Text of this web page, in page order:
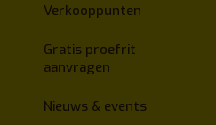
Verkooppunten
Gratis proefrit
aanvragen
Nieuws & events